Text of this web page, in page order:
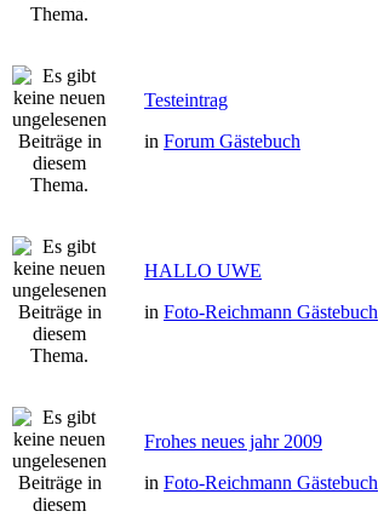
Testeintrag
in Forum Gästebuch
HALLO UWE
in Foto-Reichmann Gästebuch
Frohes neues jahr 2009
in Foto-Reichmann Gästebuch